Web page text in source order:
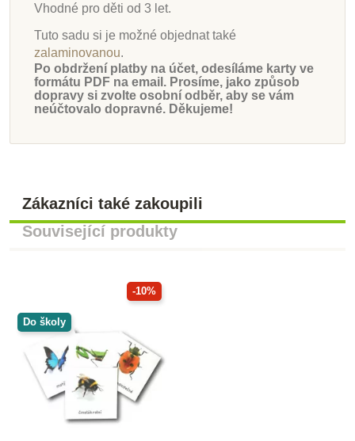
Vhodné pro děti od 3 let.
Tuto sadu si je možné objednat také
zalaminovanou.
Po obdržení platby na účet, odesíláme karty ve
formátu PDF na email. Prosíme, jako způsob
dopravy si zvolte osobní odběr, aby se vám
neúčtovalo dopravné. Děkujeme!
Zákazníci také zakoupili
Související produkty
-10%
Do školy